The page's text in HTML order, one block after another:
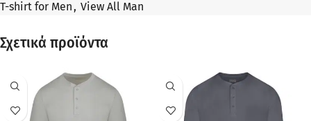
T-shirt for Men, View All Man
Σχετικά προϊόντα
ΠΡΟΣΦΟΡΆ ΠΡΟΣΦΟΡΆ